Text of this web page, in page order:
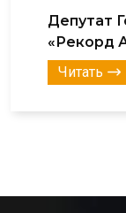
Депутат
«Рекорд
Читать